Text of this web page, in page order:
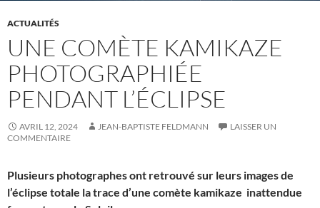
ACTUALITÉS
UNE COMÈTE KAMIKAZE
PHOTOGRAPHIÉE
PENDANT L’ÉCLIPSE
AVRIL 12, 2024 JEAN-BAPTISTE FELDMANN
LAISSER UN
COMMENTAIRE
Plusieurs photographes ont retrouvé sur leurs images de
l’éclipse totale la trace d’une comète kamikaze inattendue